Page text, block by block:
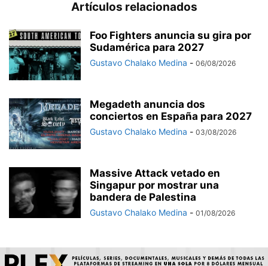
Artículos relacionados
Foo Fighters anuncia su gira por
Sudamérica para 2027
Gustavo Chalako Medina - 06/08/2026
Megadeth anuncia dos
conciertos en España para 2027
Gustavo Chalako Medina - 03/08/2026
Massive Attack vetado en
Singapur por mostrar una
bandera de Palestina
Gustavo Chalako Medina - 01/08/2026